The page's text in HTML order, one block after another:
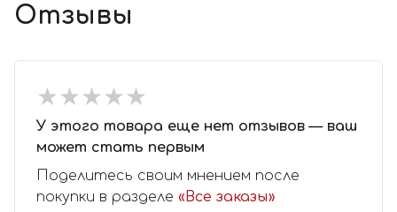
Отзывы
★★★★★
★★★★★
У этого товара еще нет отзывов — ваш
может стать первым
Поделитесь своим мнением после
покупки в разделе «Все заказы»